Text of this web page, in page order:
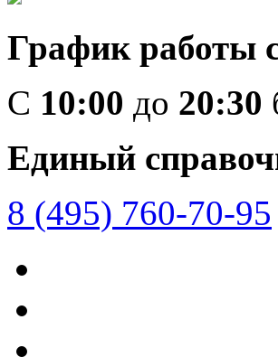
График работы
C 10:00 до 20:30
Единый
8 (495) 760-70-95